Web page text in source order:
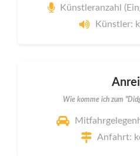
Künstleranzahl
Künstler:
Wie komme ich zum
Anfahrt: